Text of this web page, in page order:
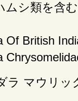
ムシ類を含
Of British
ラ マウリッ